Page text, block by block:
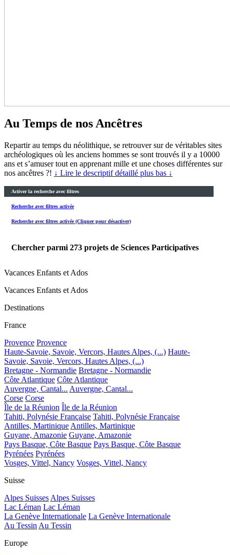
Au Temps de nos Ancêtres
Repartir au temps du néolithique, se retrouver sur de véritables sites
archéologiques où les anciens hommes se sont trouvés il y a 10000
ans et s’amuser tout en apprenant mille et une choses différentes sur
nos ancêtres ?! ↓ Lire le descriptif détaillé plus bas ↓
Activer la recherche avec filtres
Recherche avec filtres activée
Recherche avec filtres activée (Cliquer pour désactiver)
Chercher parmi 273 projets de Sciences Participatives
Vacances Enfants et Ados
Vacances Enfants et Ados
Destinations
France
Provence Provence
Haute-Savoie, Savoie, Vercors, Hautes Alpes, (...) Haute-
Savoie, Savoie, Vercors, Hautes Alpes, (...)
Bretagne - Normandie Bretagne - Normandie
Côte Atlantique Côte Atlantique
Auvergne, Cantal... Auvergne, Cantal...
Corse Corse
Île de la Réunion Île de la Réunion
Tahiti, Polynésie Française Tahiti, Polynésie Française
Antilles, Martinique Antilles, Martinique
Guyane, Amazonie Guyane, Amazonie
Pays Basque, Côte Basque Pays Basque, Côte Basque
Pyrénées Pyrénées
Vosges, Vittel, Nancy Vosges, Vittel, Nancy
Suisse
Alpes Suisses Alpes Suisses
Lac Léman Lac Léman
La Genève Internationale La Genève Internationale
Au Tessin Au Tessin
Europe